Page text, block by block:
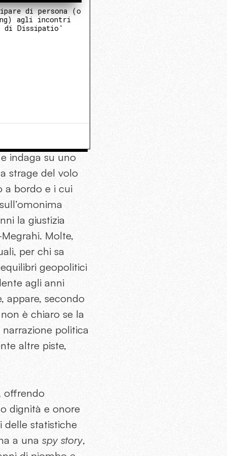
di persona (o
agli incontri
di Dissipatio'
indaga su uno
strage del volo
a bordo e i cui
la giustizia
Molte,
per chi sa
geopolitici
agli anni
appare, secondo
è chiaro se la
politica
altre piste,
offrendo
dignità e onore
delle statistiche
a una spy story,